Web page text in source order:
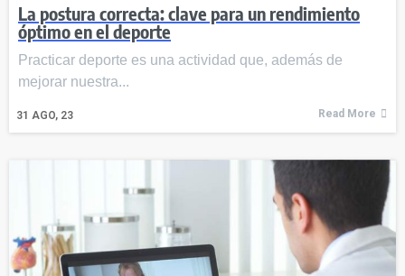
La postura correcta: clave para un rendimiento
óptimo en el deporte
31 AGO, 23
Practicar deporte es una actividad que, además de
mejorar nuestra...
Read More